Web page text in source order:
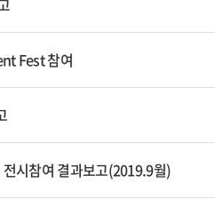
Fest 참여
시참여 결과보고(2019.9월)